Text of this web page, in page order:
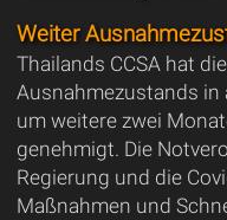
Weiter
Thailands CCSA hat
Ausnahmezustands in
um weitere zwei
genehmigt. Die
Regierung und die
Maßnahmen und